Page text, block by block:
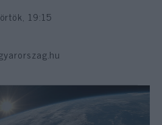
19:15